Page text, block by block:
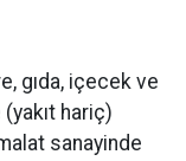
gıda, içecek ve
hariç)
sanayinde